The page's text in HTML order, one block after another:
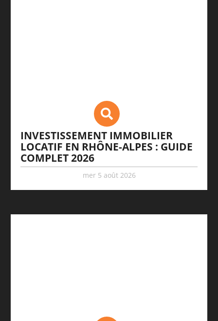
INVESTISSEMENT IMMOBILIER
LOCATIF EN RHÔNE-ALPES : GUIDE
COMPLET 2026
mer 5 août 2026